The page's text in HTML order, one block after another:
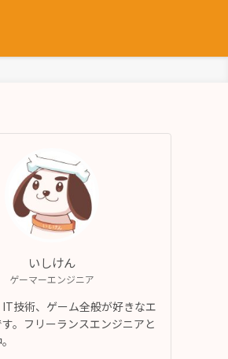
いしけん
ゲーマーエンジニア
技術、ゲーム全般が好きなエ
。フリーランスエンジニアと